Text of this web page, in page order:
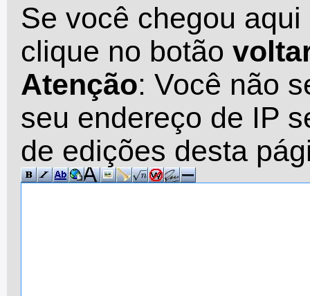
Se você chegou
clique no botão
Atenção: Você não
seu endereço de IP
de edições desta